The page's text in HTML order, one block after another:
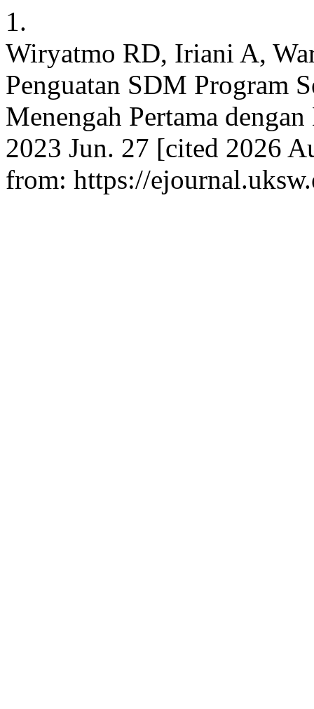
1.
Wiryatmo RD, Iriani A,
Penguatan SDM Program
Menengah Pertama
2023 Jun. 27 [cited 2026
from: https://